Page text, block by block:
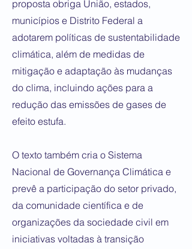
proposta obriga União, estados,
municípios e Distrito Federal a
adotarem políticas de sustentabilidade
climática, além de medidas de
mitigação e adaptação às mudanças
do clima, incluindo ações para a
redução das emissões de gases de
efeito estufa.
O texto também cria o Sistema
Nacional de Governança Climática e
prevê a participação do setor privado,
da comunidade científica e de
organizações da sociedade civil em
iniciativas voltadas à transição